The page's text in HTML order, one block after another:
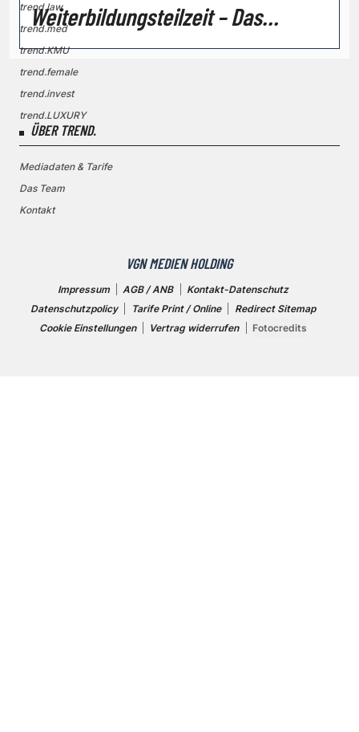
Weiterbildungsteilzeit – Das
Wichtigste auf einen Blick
trend.law
trend.med
trend.KMU
trend.female
trend.invest
trend.LUXURY
ÜBER TREND.
Mediadaten & Tarife
Das Team
Kontakt
VGN MEDIEN HOLDING
Impressum AGB / ANB
Kontakt-Datenschutz
Datenschutzpolicy
Tarife Print / Online
Redirect Sitemap
Cookie Einstellungen
Vertrag widerrufen Fotocredits